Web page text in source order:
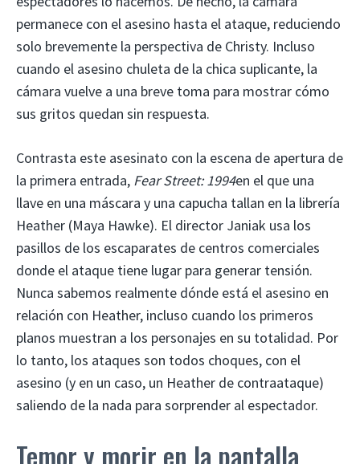
permanece con el asesino hasta el ataque, reduciendo
solo brevemente la perspectiva de Christy. Incluso
cuando el asesino chuleta de la chica suplicante, la
cámara vuelve a una breve toma para mostrar cómo
sus gritos quedan sin respuesta.
Contrasta este asesinato con la escena de apertura de
la primera entrada, Fear Street: 1994en el que una
llave en una máscara y una capucha tallan en la librería
Heather (Maya Hawke). El director Janiak usa los
pasillos de los escaparates de centros comerciales
donde el ataque tiene lugar para generar tensión.
Nunca sabemos realmente dónde está el asesino en
relación con Heather, incluso cuando los primeros
planos muestran a los personajes en su totalidad. Por
lo tanto, los ataques son todos choques, con el
asesino (y en un caso, un Heather de contraataque)
saliendo de la nada para sorprender al espectador.
Temor y morir en la pantalla